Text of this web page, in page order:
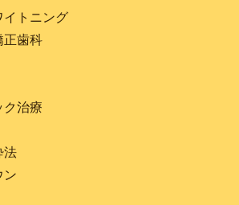
イトニング
正歯科
ク治療
法
ン